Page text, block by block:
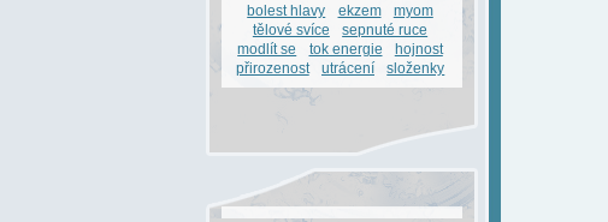
bolest hlavy ekzem
myom
tělové svíce
sepnuté ruce
modlít se
tok energie
hojnost
přirozenost
utrácení složenky